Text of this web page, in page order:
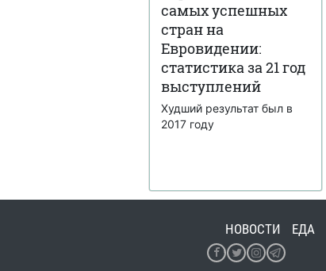
самых успешных
стран на
Евровидении:
статистика за 21 год
выступлений
Худший результат был в
2017 году
НОВОСТИ ЕДА